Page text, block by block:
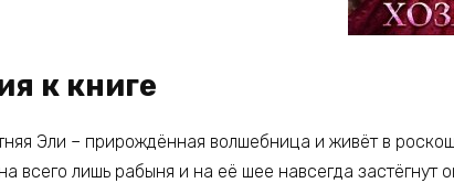
к книге
Эли – прирождённая волшебница и живёт в
всего лишь рабыня и на её шее навсегда